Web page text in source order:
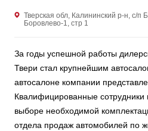
Тверская обл, Калининский р-н, с/п
Боровлево-1, стр 1
За годы успешной работы
Твери стал крупнейшим
автосалоне компании
Квалифицированные сотрудники
выборе необходимой
отдела продаж автомобилей по